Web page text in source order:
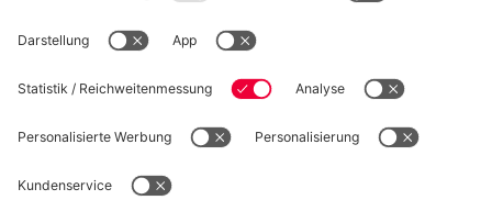
fcbayern.com Basketball Allianz Arena Media Center Jobs